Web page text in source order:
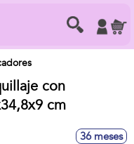
con
cm
36 meses